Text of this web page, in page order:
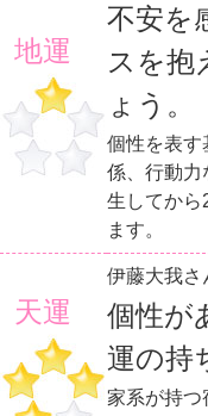
地運
不安を
スを抱
ょう。
個性を表す
係、行動力
生してから
ます。
天運
伊藤大我さ
個性が
運の持
家系が持つ